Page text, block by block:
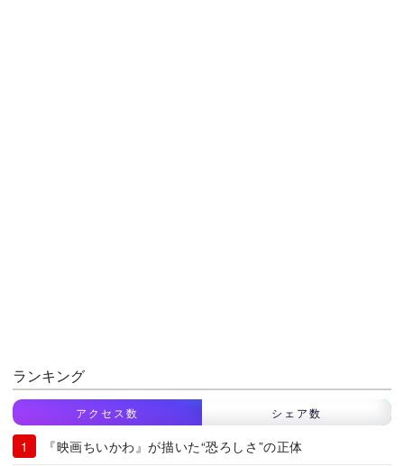
ランキング
アクセス数 シェア数
『映画ちいかわ』が描いた“恐ろしさ”の正体